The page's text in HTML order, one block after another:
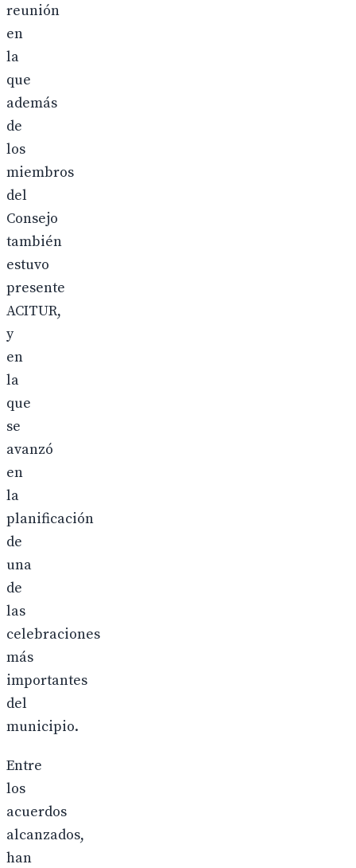
reunión
en
la
que
además
de
los
miembros
del
Consejo
también
estuvo
presente
ACITUR,
y
en
la
que
se
avanzó
en
la
planificación
de
una
de
las
celebraciones
más
importantes
del
municipio.
Entre
los
acuerdos
alcanzados,
han